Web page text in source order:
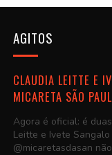
AGITOS
CLAUDIA LEITTE E
MICARETA SÃO
Agora é oficial: é
Leitte e Ivete
@micaretasdasan